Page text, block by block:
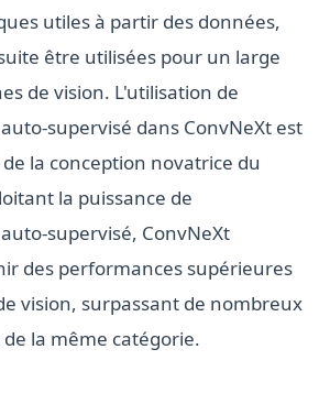
utiles à partir des données,
être utilisées pour un large
de vision. L'utilisation de
supervisé dans ConvNeXt est
la conception novatrice du
la puissance de
supervisé, ConvNeXt
des performances supérieures
vision, surpassant de nombreux
la même catégorie.